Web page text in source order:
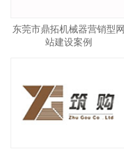
东莞市鼎拓机械器营销型网
站建设案例